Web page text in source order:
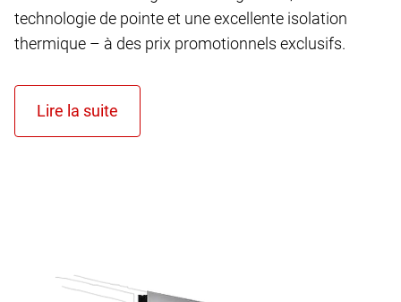
technologie de pointe et une excellente isolation
thermique – à des prix promotionnels exclusifs.